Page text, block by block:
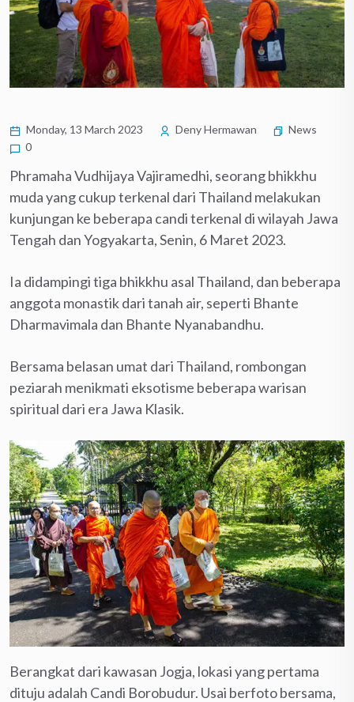
Monday, 13 March 2023 Deny Hermawan
News
0
Phramaha Vudhijaya Vajiramedhi, seorang bhikkhu
muda yang cukup terkenal dari Thailand melakukan
kunjungan ke beberapa candi terkenal di wilayah Jawa
Tengah dan Yogyakarta, Senin, 6 Maret 2023.
Ia didampingi tiga bhikkhu asal Thailand, dan beberapa
anggota monastik dari tanah air, seperti Bhante
Dharmavimala dan Bhante Nyanabandhu.
Bersama belasan umat dari Thailand, rombongan
peziarah menikmati eksotisme beberapa warisan
spiritual dari era Jawa Klasik.
Berangkat dari kawasan Jogja, lokasi yang pertama
dituju adalah Candi Borobudur. Usai berfoto bersama,